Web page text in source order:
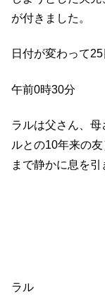
が付きました。
日付が変わって25
午前0時30分
ラルは父さん、
ルとの10年来の
まで静かに息を引
ラル